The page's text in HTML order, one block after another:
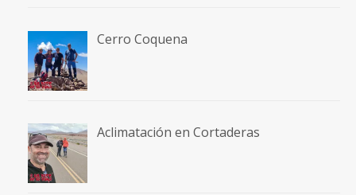
Cerro Coquena
Aclimatación en Cortaderas